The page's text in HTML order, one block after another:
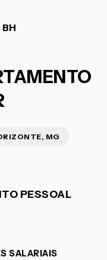
MG
PESSOAL
SALARIAIS